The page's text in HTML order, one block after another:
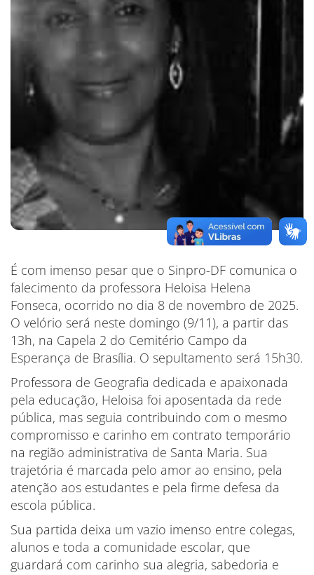
É com imenso pesar que o Sinpro-DF comunica o
falecimento da professora Heloisa Helena
Fonseca, ocorrido no dia 8 de novembro de 2025.
O velório será neste domingo (9/11), a partir das
13h, na Capela 2 do Cemitério Campo da
Esperança de Brasília. O sepultamento será 15h30.
Professora de Geografia dedicada e apaixonada
pela educação, Heloisa foi aposentada da rede
pública, mas seguia contribuindo com o mesmo
compromisso e carinho em contrato temporário
na região administrativa de Santa Maria. Sua
trajetória é marcada pelo amor ao ensino, pela
atenção aos estudantes e pela firme defesa da
escola pública.
Sua partida deixa um vazio imenso entre colegas,
alunos e toda a comunidade escolar, que
guardará com carinho sua alegria, sabedoria e